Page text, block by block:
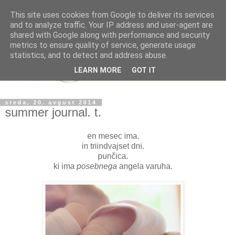
sreda, 20. avgust 2014
summer journal. t.
en mesec ima.
in triindvajset dni.
punčica.
ki ima posebnega angela varuha.
This site uses cookies from Google to deliver its services
and to analyze traffic. Your IP address and user-agent are
shared with Google along with performance and security
metrics to ensure quality of service, generate usage
statistics, and to detect and address abuse.
LEARN MORE GOT IT